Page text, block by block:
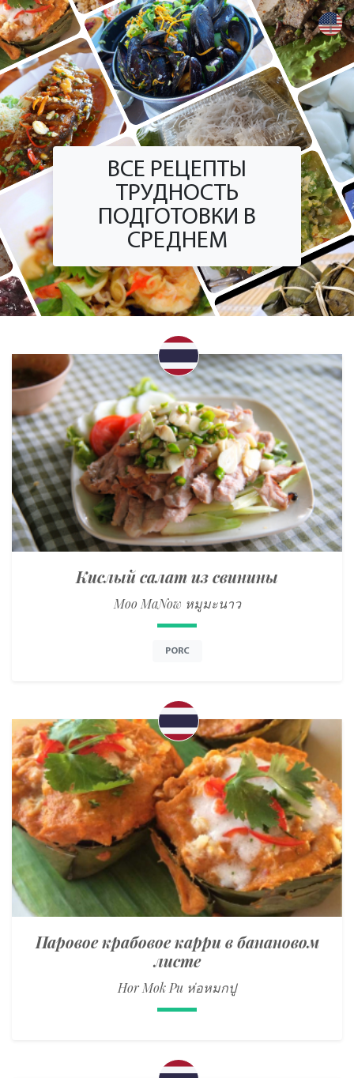
ВСЕ РЕЦЕПТЫ
ТРУДНОСТЬ
ПОДГОТОВКИ В
СРЕДНЕМ
Кислый салат из свинины
Moo MaNow หมูมะนาว
PORC
Паровое крабовое карри в банановом
листе
Hor Mok Pu ห่อหมกปู
+